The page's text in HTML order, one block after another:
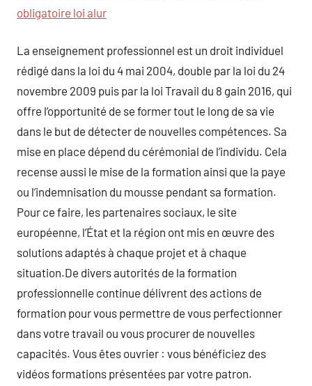
obligatoire loi alur
La enseignement professionnel est un droit individuel
rédigé dans la loi du 4 mai 2004, double par la loi du 24
novembre 2009 puis par la loi Travail du 8 gain 2016, qui
offre l’opportunité de se former tout le long de sa vie
dans le but de détecter de nouvelles compétences. Sa
mise en place dépend du cérémonial de l’individu. Cela
recense aussi le mise de la formation ainsi que la paye
ou l’indemnisation du mousse pendant sa formation.
Pour ce faire, les partenaires sociaux, le site
européenne, l’État et la région ont mis en œuvre des
solutions adaptés à chaque projet et à chaque
situation.De divers autorités de la formation
professionnelle continue délivrent des actions de
formation pour vous permettre de vous perfectionner
dans votre travail ou vous procurer de nouvelles
capacités. Vous êtes ouvrier : vous bénéficiez des
vidéos formations présentées par votre patron.